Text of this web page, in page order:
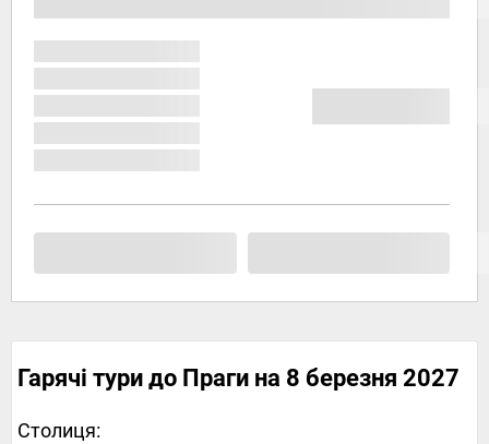
Гарячі тури до Праги на 8 березня 2027
Столиця: